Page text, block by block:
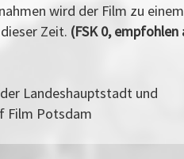
wird der Film zu einem
Zeit. (FSK 0, empfohlen
Landeshauptstadt und
Film Potsdam